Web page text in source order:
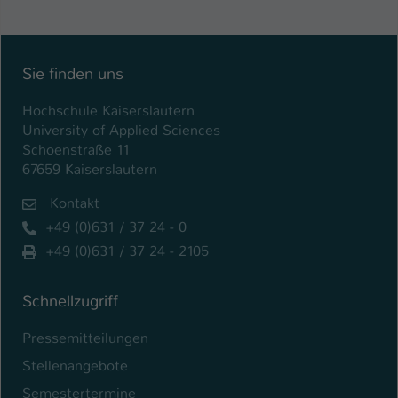
Sie finden uns
Hochschule Kaiserslautern
University of Applied Sciences
Schoenstraße 11
67659 Kaiserslautern
Kontakt
+49 (0)631 / 37 24 - 0
+49 (0)631 / 37 24 - 2105
Schnellzugriff
Pressemitteilungen
Stellenangebote
Semestertermine
Zweck
Name fe_typo_user / PHPSESSID
Anbieter TYPO3
Dieses Cookie ist ein Standard-Session-
wiedererkannt werden und es wird ihm
gewährt.